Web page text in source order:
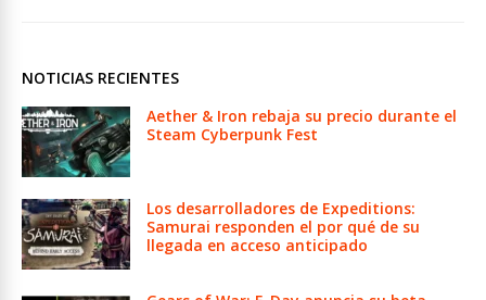
NOTICIAS RECIENTES
Aether & Iron rebaja su precio durante el
Steam Cyberpunk Fest
Los desarrolladores de Expeditions:
Samurai responden el por qué de su
llegada en acceso anticipado